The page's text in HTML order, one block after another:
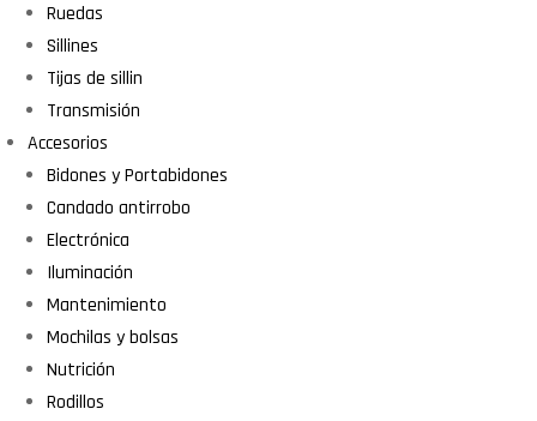
Ruedas
Sillines
Tijas de sillin
Transmisión
Accesorios
Bidones y Portabidones
Candado antirrobo
Electrónica
Iluminación
Mantenimiento
Mochilas y bolsas
Nutrición
Rodillos